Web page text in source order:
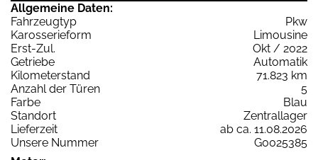
Allgemeine Daten:
Fahrzeugtyp
Pkw
Karosserieform
Limousine
Erst-Zul.
Okt / 2022
Getriebe
Automatik
Kilometerstand
71.823 km
Anzahl der Türen
5
Farbe
Blau
Standort
Zentrallager
Lieferzeit
ab ca. 11.08.2026
Unsere Nummer
G0025385